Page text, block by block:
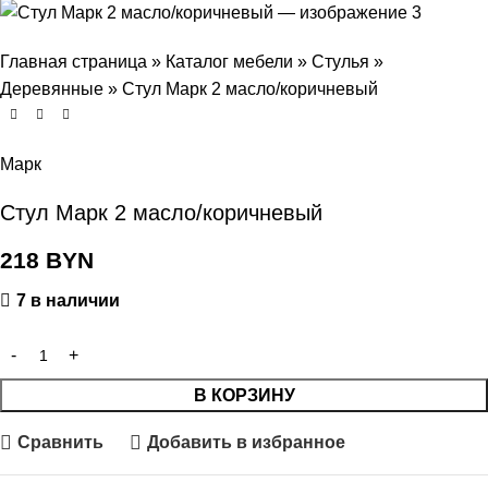
Главная страница » Каталог мебели » Стулья »
Деревянные » Стул Марк 2 масло/коричневый
Марк
Стул Марк 2 масло/коричневый
218 BYN
7 в наличии
В КОРЗИНУ
Сравнить Добавить в избранное